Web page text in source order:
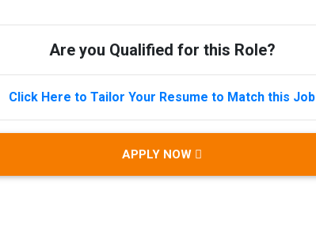
Are you Qualified for this Role?
Click Here to Tailor Your Resume to Match this Job
APPLY NOW